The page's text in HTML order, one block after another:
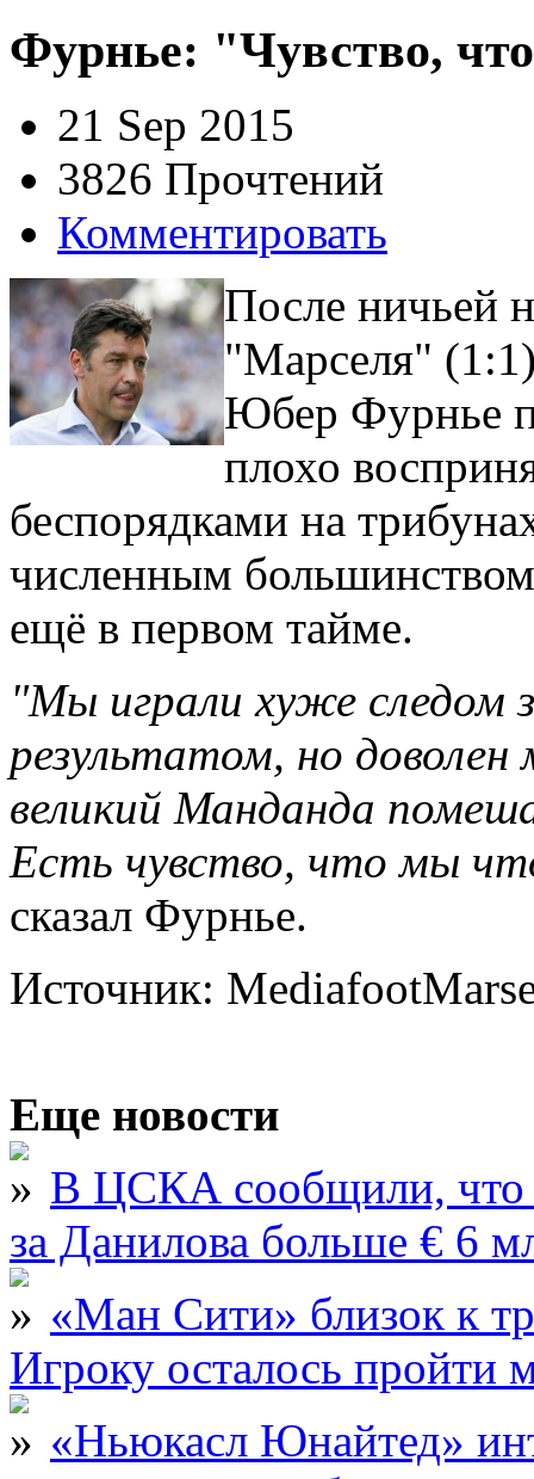
Фурнье: "Чувство,
21 Sep 2015
3826 Прочтений
Комментировать
После ничьей
"Марселя"
Юбер Фурнье
плохо
беспорядками на
численным
ещё в первом тайме.
"Мы играли хуже следом
результатом, но
великий Манданда
Есть чувство, что мы
сказал Фурнье.
Источник:
Еще новости
В ЦСКА сообщили, что
за Данилова больше € 6
«Ман Сити» близок к
Игроку осталось
«Ньюкасл Юнайтед»